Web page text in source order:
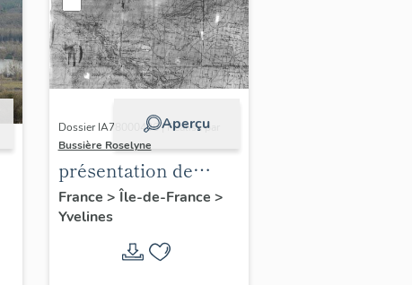
Aperçu
Dossier IA78000496 | Réalisé par
Bussière Roselyne
présentation de
l'étude du
patrimoine de l'aire
d'étude Versailles
périphérie sud
France > Île-de-France >
Yvelines